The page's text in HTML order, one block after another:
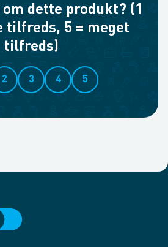
dette produkt? (1
tilfreds, 5 = meget
tilfreds)
2 3 4 5